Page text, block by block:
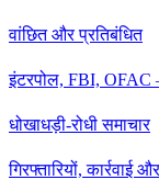
वांछित और प्रतिबंधित
इंटरपोल, FBI, OFAC
धोखाधड़ी-रोधी समाचार
गिरफ्तारियों,